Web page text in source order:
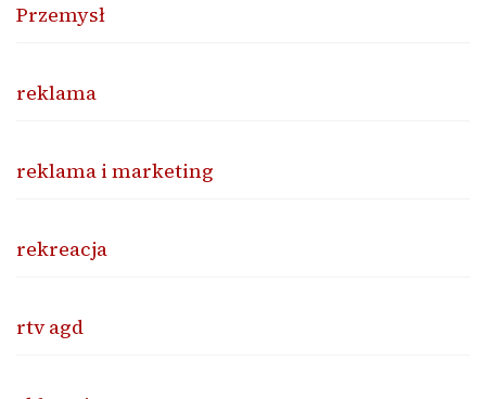
Przemysł
reklama
reklama i marketing
rekreacja
rtv agd